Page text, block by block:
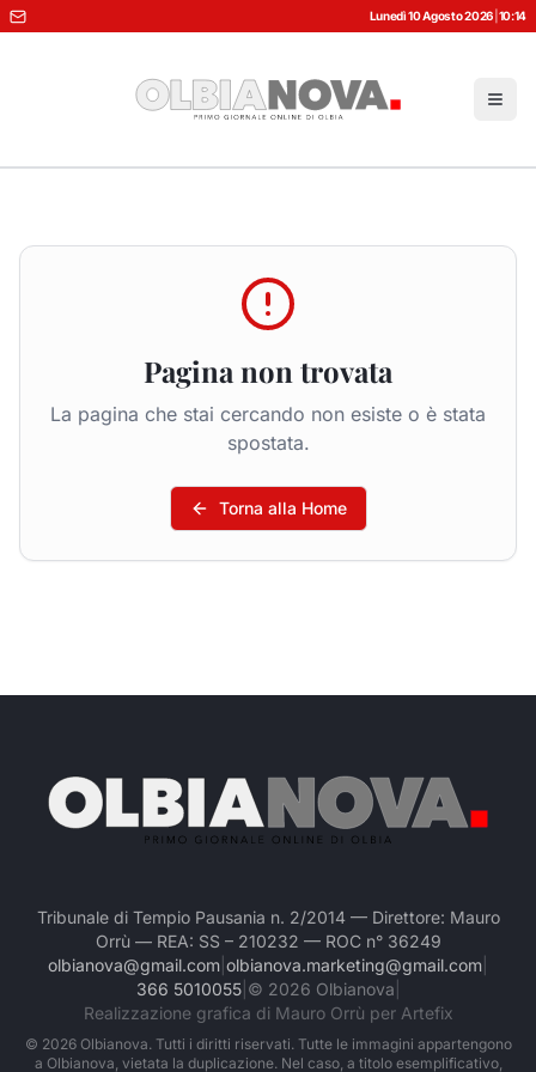
Lunedì 10 Agosto 2026 10:14
Pagina non trovata
La pagina che stai cercando non esiste o è stata
spostata.
Torna alla Home
Tribunale di Tempio Pausania n. 2/2014 — Direttore: Mauro
Orrù — REA: SS – 210232 — ROC n° 36249
olbianova@gmail.com olbianova.marketing@gmail.com
366 5010055| © 2026 Olbianova
Realizzazione grafica di Mauro Orrù per Artefix
© 2026Olbianova. Tutti i diritti riservati. Tutte le immagini appartengono
a Olbianova, vietata la duplicazione. Nel caso, a titolo esemplificativo,